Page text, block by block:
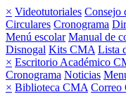
× Videotutoriales Consejo
Circulares Cronograma
Menú escolar Manual de
Disnogal Kits CMA Lista
× Escritorio Académico
Cronograma Noticias
× Biblioteca CMA Correo